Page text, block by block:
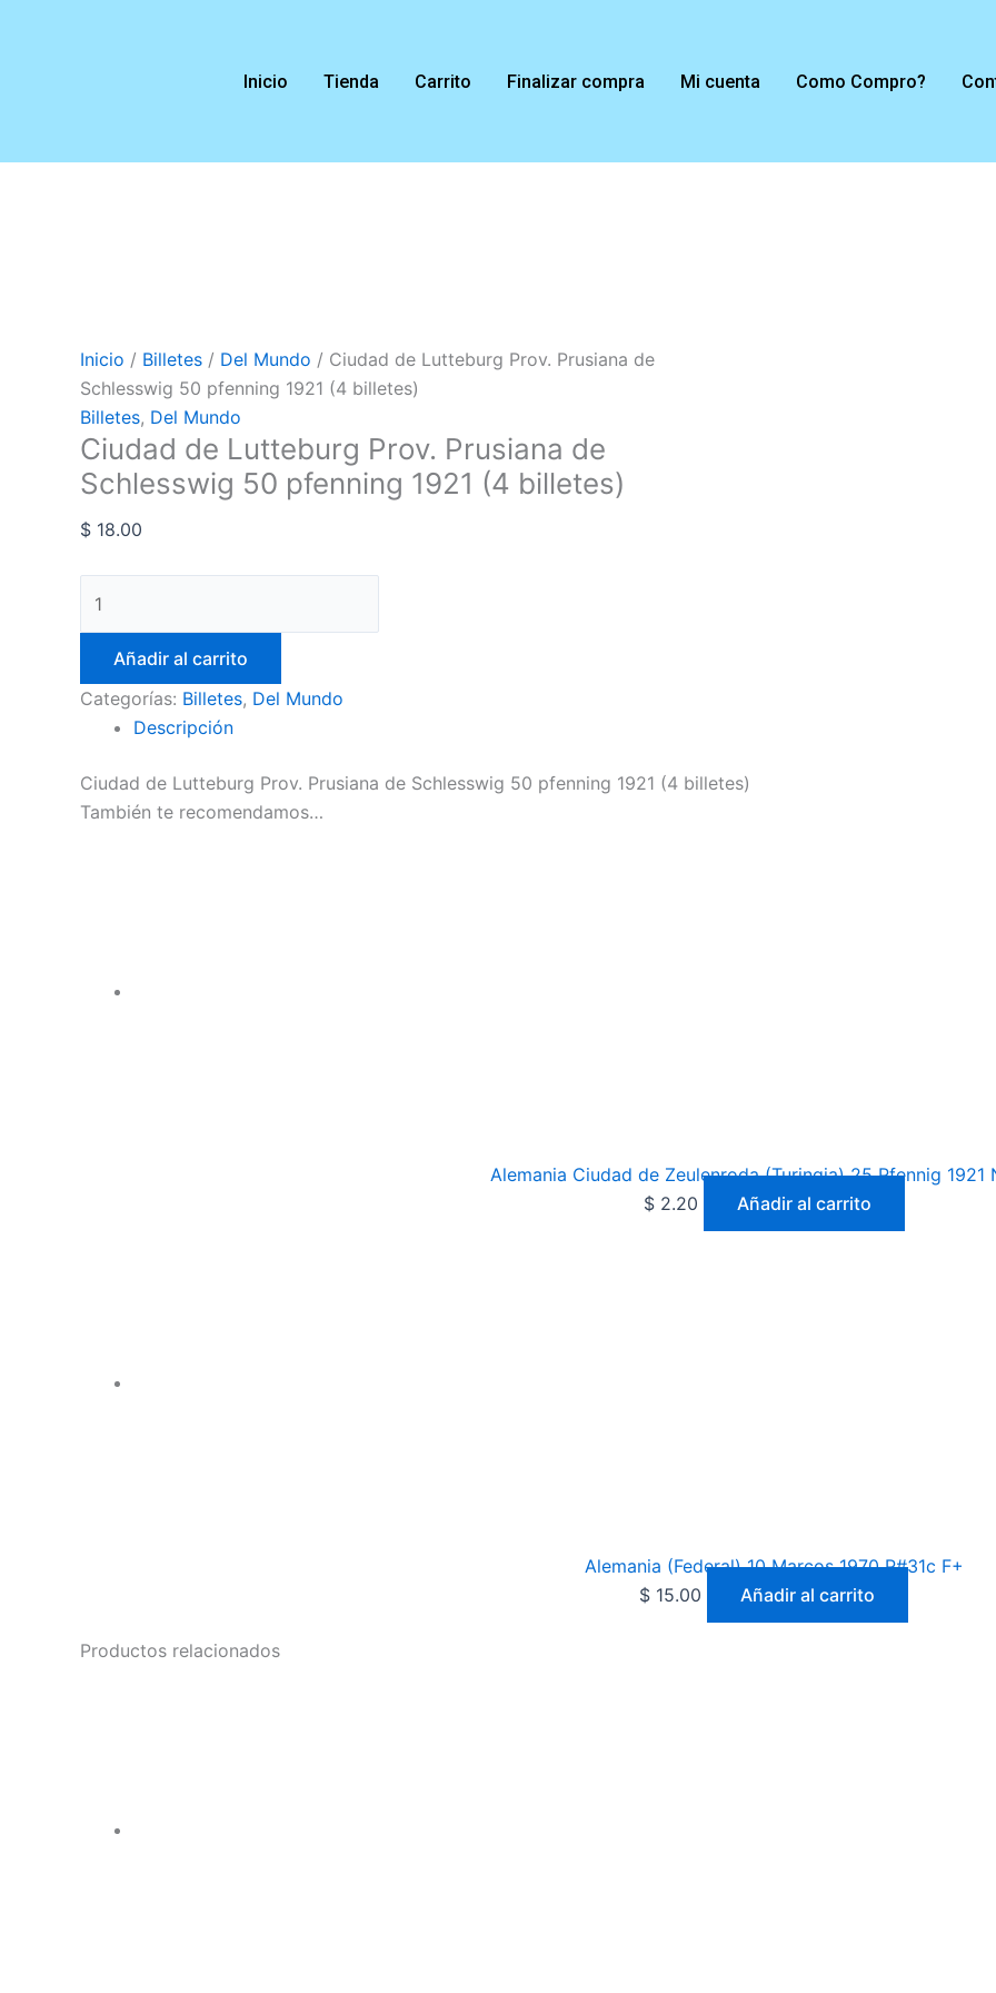
Inicio Tienda Carrito Finalizar compra Mi cuenta Como Compro?
Inicio / Billetes / Del Mundo / Ciudad de Lutteburg Prov. Prusiana de
Schlesswig 50 pfenning 1921 (4 billetes)
Billetes, Del Mundo
Ciudad de Lutteburg Prov. Prusiana de
Schlesswig 50 pfenning 1921 (4 billetes)
$ 18.00
de
cantidad
Añadir al carrito
Categorías: Billetes, Del Mundo
Descripción
Ciudad de Lutteburg Prov. Prusiana de Schlesswig 50 pfenning 1921 (4 billetes)
También te recomendamos…
Alemania Ciudad de Zeulenroda (Turingia) 25 Pfennig 1921
$2.20 Añadir al carrito
Alemania (Federal) 10 Marcos 1970 P#31c F+
$ 15.00 Añadir al carrito
Productos relacionados